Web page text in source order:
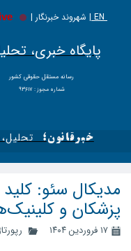
EN | شهروند خبرنگار |
پایگاه خبری،
​​​​رسانه مستقل حقوقی کشور
شماره مجوز : ۹۳۶۱۷
خبرقانون؛
مدیکال سئو:
پزشکان و
۱۷ فروردین ۱۴۰۴